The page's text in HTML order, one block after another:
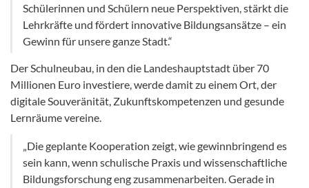
Schülerinnen und Schülern neue Perspektiven, stärkt die
Lehrkräfte und fördert innovative Bildungsansätze – ein
Gewinn für unsere ganze Stadt.“
Der Schulneubau, in den die Landeshauptstadt über 70
Millionen Euro investiere, werde damit zu einem Ort, der
digitale Souveränität, Zukunftskompetenzen und gesunde
Lernräume vereine.
„Die geplante Kooperation zeigt, wie gewinnbringend es
sein kann, wenn schulische Praxis und wissenschaftliche
Bildungsforschung eng zusammenarbeiten. Gerade in